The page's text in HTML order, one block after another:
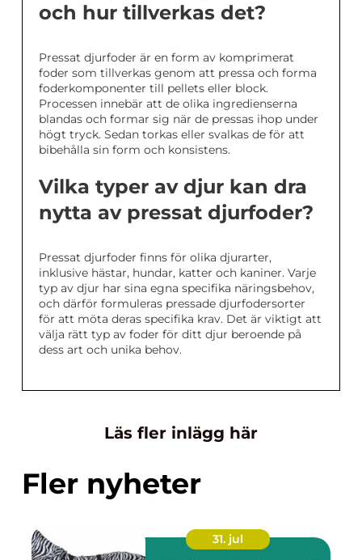
och hur tillverkas det?
Pressat djurfoder är en form av komprimerat
foder som tillverkas genom att pressa och forma
foderkomponenter till pellets eller block.
Processen innebär att de olika ingredienserna
blandas och formar sig när de pressas ihop under
högt tryck. Sedan torkas eller svalkas de för att
bibehålla sin form och konsistens.
Vilka typer av djur kan dra
nytta av pressat djurfoder?
Pressat djurfoder finns för olika djurarter,
inklusive hästar, hundar, katter och kaniner. Varje
typ av djur har sina egna specifika näringsbehov,
och därför formuleras pressade djurfodersorter
för att möta deras specifika krav. Det är viktigt att
välja rätt typ av foder för ditt djur beroende på
dess art och unika behov.
Läs fler inlägg här
Fler nyheter
31. jul